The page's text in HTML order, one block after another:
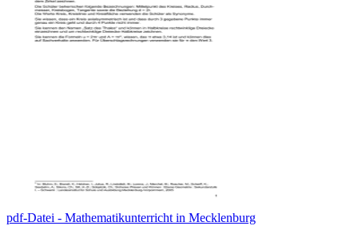
pdf-Datei - Mathematikunterricht in Mecklenburg